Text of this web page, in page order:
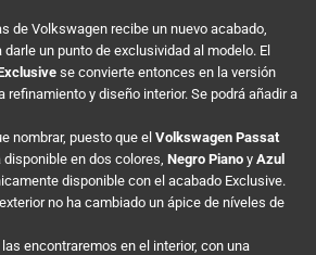
de Volkswagen recibe un nuevo acabado,
un punto de exclusividad al modelo. El
se convierte entonces en la versión
refinamiento y diseño interior. Se podrá añadir a
nombrar, puesto que el Volkswagen Passat
en dos colores, Negro Piano y Azul
disponible con el acabado Exclusive.
no ha cambiado un ápice de níveles de
encontraremos en el interior, con una